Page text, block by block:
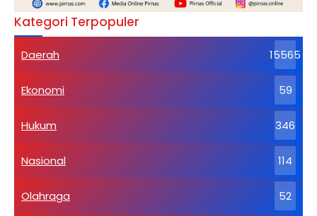
Kategori Terpopuler
Daerah 15565
Ekonomi 59
Hukum 346
Nasional 114
Olahraga 52